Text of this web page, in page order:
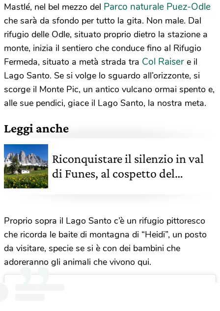
Mastlé, nel bel mezzo del Parco naturale Puez-Odle
che sarà da sfondo per tutto la gita. Non male. Dal
rifugio delle Odle, situato proprio dietro la stazione a
monte, inizia il sentiero che conduce fino al Rifugio
Fermeda, situato a metà strada tra Col Raiser e il
Lago Santo. Se si volge lo sguardo all’orizzonte, si
scorge il Monte Pic, un antico vulcano ormai spento e,
alle sue pendici, giace il Lago Santo, la nostra meta.
Leggi anche
Riconquistare il silenzio in val
di Funes, al cospetto del
Proprio sopra il Lago Santo c’è un rifugio pittoresco
che ricorda le baite di montagna di “Heidi”, un posto
da visitare, specie se si è con dei bambini che
adoreranno gli animali che vivono qui.